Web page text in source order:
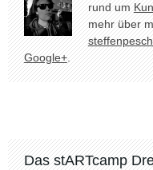
rund um
mehr über
Google+.
Das stARTcamp